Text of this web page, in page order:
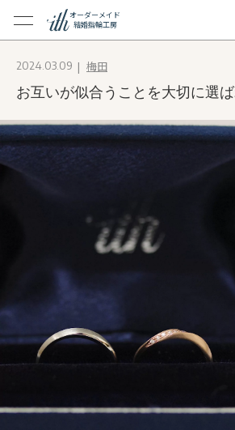
オーダーメイド
結婚指輪工房
メイド
リー
2024.03.09 梅田
お互いが似合うことを大切に選